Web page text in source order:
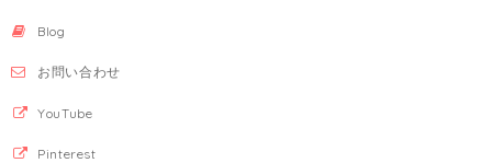
Blog
お問い合わせ
YouTube
Pinterest